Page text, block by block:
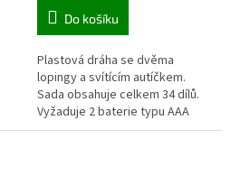
Do košíku
Plastová dráha se dvěma
lopingy a svítícím autíčkem.
Sada obsahuje celkem 34 dílů.
Vyžaduje 2 baterie typu AAA
(nejsou součástí) Vhodné pro